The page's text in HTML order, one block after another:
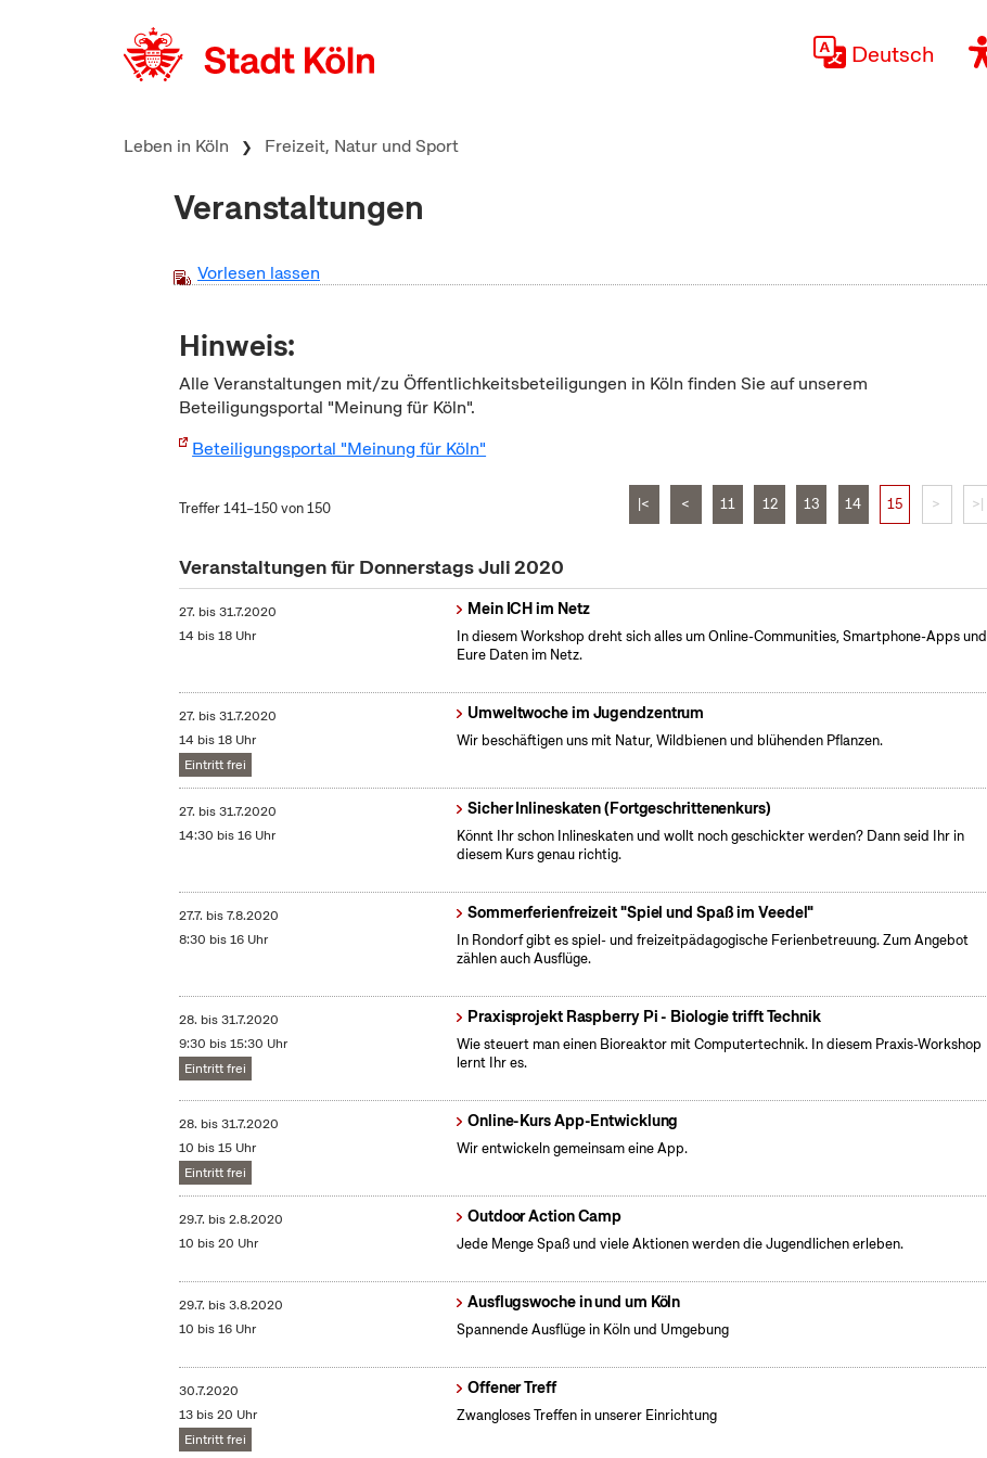
Deutsch
Leben in Köln Freizeit, Natur und Sport
Veranstaltungen
Vorlesen lassen
Hinweis:
Alle Veranstaltungen mit/zu Öffentlichkeitsbeteiligungen in Köln finden Sie auf unserem
Beteiligungsportal "Meinung für Köln".
Beteiligungsportal "Meinung für Köln"
Treffer 141–150 von 150 |< < 11 12 13 14 15 > >|
Veranstaltungen für Donnerstags Juli 2020
27. bis31.7.2020
14 bis 18 Uhr
Mein ICH im Netz
In diesem Workshop dreht sich alles um Online-Communities, Smartphone-Apps und
Eure Daten im Netz.
27. bis31.7.2020
14 bis 18 Uhr
Eintritt frei
Umweltwoche im Jugendzentrum
Wir beschäftigen uns mit Natur, Wildbienen und blühenden Pflanzen.
27. bis31.7.2020
14:30 bis 16 Uhr
Sicher Inlineskaten (Fortgeschrittenenkurs)
Könnt Ihr schon Inlineskaten und wollt noch geschickter werden? Dann seid Ihr in
diesem Kurs genau richtig.
27.7. bis7.8.2020
8:30 bis 16 Uhr
Sommerferienfreizeit "Spiel und Spaß im Veedel"
In Rondorf gibt es spiel- und freizeitpädagogische Ferienbetreuung. Zum Angebot
zählen auch Ausflüge.
28. bis31.7.2020
9:30 bis 15:30 Uhr
Eintritt frei
Praxisprojekt Raspberry Pi - Biologie trifft Technik
Wie steuert man einen Bioreaktor mit Computertechnik. In diesem Praxis-Workshop
lernt Ihr es.
28. bis31.7.2020
10 bis 15 Uhr
Eintritt frei
Online-Kurs App-Entwicklung
Wir entwickeln gemeinsam eine App.
29.7. bis2.8.2020
10 bis 20 Uhr
Outdoor Action Camp
Jede Menge Spaß und viele Aktionen werden die Jugendlichen erleben.
29.7. bis3.8.2020
10 bis 16 Uhr
Ausflugswoche in und um Köln
Spannende Ausflüge in Köln und Umgebung
30.7.2020
13 bis 20 Uhr
Eintritt frei
Offener Treff
Zwangloses Treffen in unserer Einrichtung